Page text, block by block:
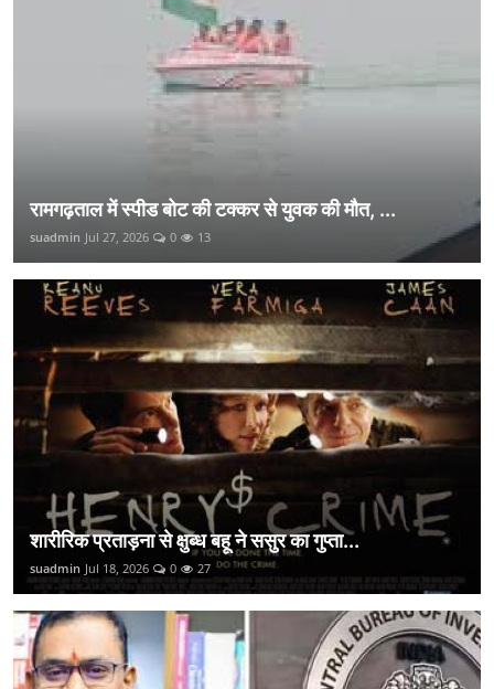
रामगढ़ताल में स्पीड बोट की टक्कर से युवक की मौत, ...
suadmin Jul 27, 2026 0 13
शारीरिक प्रताड़ना से क्षुब्ध बहू ने ससुर का गुप्ता...
suadmin Jul 18, 2026 0 27